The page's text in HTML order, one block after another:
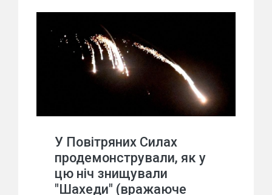
У Повітряних Силах
продемонстрували, як у
цю ніч знищували
"Шахеди" (вражаюче